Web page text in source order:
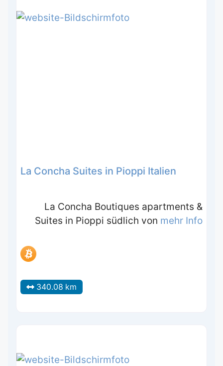
La Concha Suites in Pioppi Italien
La Concha Boutiques apartments &
Suites in Pioppi südlich von mehr Info
340.08 km